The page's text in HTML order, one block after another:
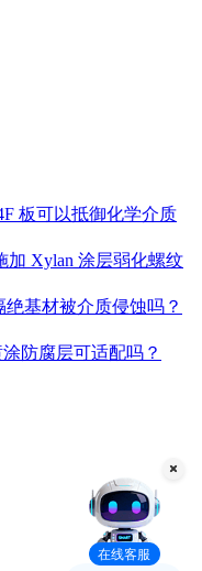
板可以抵御化学介质
加 Xylan 涂层弱化螺纹
基材被介质侵蚀吗？
防腐层可适配吗？
在线客服